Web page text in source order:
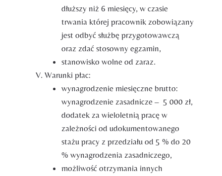
dłuższy niż 6 miesięcy, w czasie
trwania której pracownik zobowiązany
jest odbyć służbę przygotowawczą
oraz zdać stosowny egzamin,
stanowisko wolne od zaraz.
Warunki płac:
wynagrodzenie miesięczne brutto:
wynagrodzenie zasadnicze – 5 000 zł,
dodatek za wieloletnią pracę w
zależności od udokumentowanego
stażu pracy z przedziału od 5 % do 20
% wynagrodzenia zasadniczego,
możliwość otrzymania innych